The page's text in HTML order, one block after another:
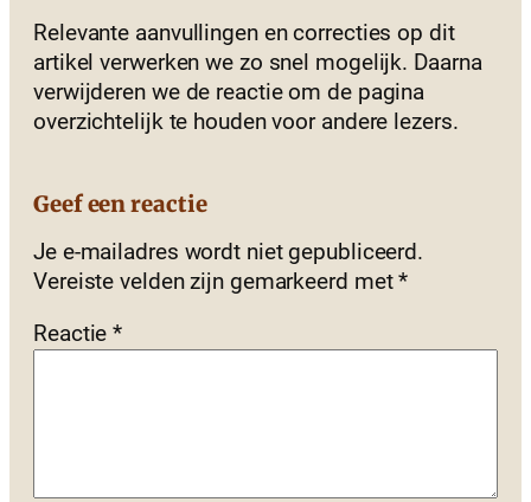
Relevante aanvullingen en correcties op dit
artikel verwerken we zo snel mogelijk. Daarna
verwijderen we de reactie om de pagina
overzichtelijk te houden voor andere lezers.
Geef een reactie
Je e-mailadres wordt niet gepubliceerd.
Vereiste velden zijn gemarkeerd met*
Reactie*